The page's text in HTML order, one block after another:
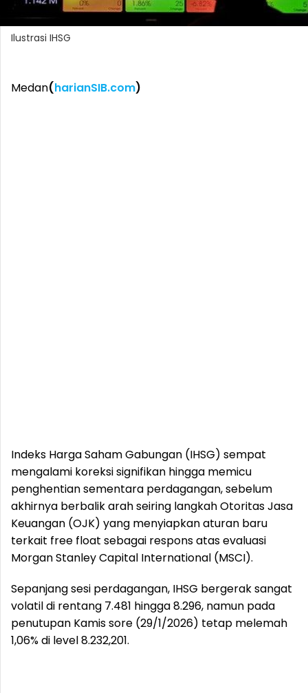
Ilustrasi IHSG
Medan(harianSIB.com)
Indeks Harga Saham Gabungan (IHSG) sempat
mengalami koreksi signifikan hingga memicu
penghentian sementara perdagangan, sebelum
akhirnya berbalik arah seiring langkah Otoritas Jasa
Keuangan (OJK) yang menyiapkan aturan baru
terkait free float sebagai respons atas evaluasi
Morgan Stanley Capital International (MSCI).
Sepanjang sesi perdagangan, IHSG bergerak sangat
volatil di rentang 7.481 hingga 8.296, namun pada
penutupan Kamis sore (29/1/2026) tetap melemah
1,06% di level 8.232,201.